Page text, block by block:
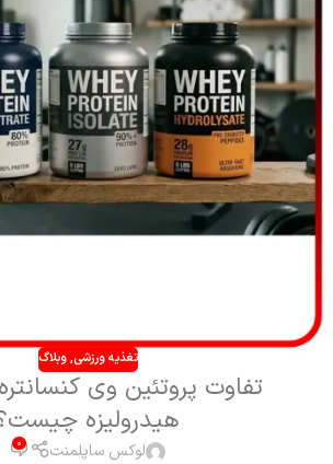
تغذیه ورزشی,وبلاگ
تفاوت پروتئین وی
هیدرولیزه
لوکس ساپلمنت 0